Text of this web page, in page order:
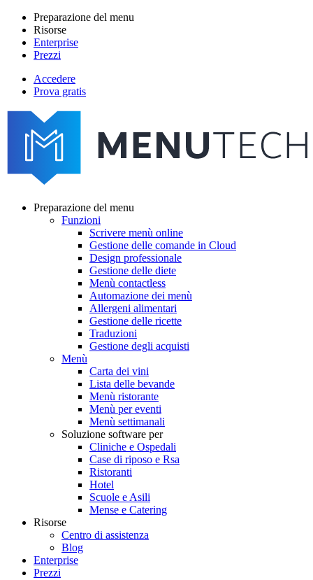
Salta
contenuto
principale
Main
navigation
Preparazione del menu
Risorse
Enterprise
Prezzi
menutech
navigation
Accedere
Prova gratis
navigation
Preparazione del menu
Funzioni
Scrivere menù online
Gestione delle comande in Cloud
Design professionale
Gestione delle diete
Menù contactless
Automazione dei menù
Allergeni alimentari
Gestione delle ricette
Traduzioni
Gestione degli acquisti
Menù
Carta dei vini
Lista delle bevande
Menù ristorante
Menù per eventi
Menù settimanali
Soluzione software per
Cliniche e Ospedali
Case di riposo e Rsa
Ristoranti
Hotel
Scuole e Asili
Mense e Catering
Risorse
Centro di assistenza
Blog
Enterprise
Prezzi